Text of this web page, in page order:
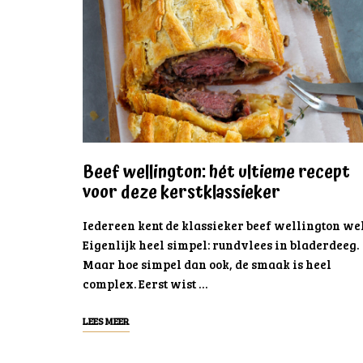
Beef wellington: hét ultieme recept
voor deze kerstklassieker
Iedereen kent de klassieker beef wellington
Eigenlijk heel simpel: rundvlees in bladerdeeg.
Maar hoe simpel dan ook, de smaak is heel
complex. Eerst wist …
LEES MEER